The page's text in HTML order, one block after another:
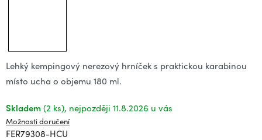
Lehký kempingový nerezový hrníček s praktickou karabinou
místo ucha o objemu 180 ml.
Skladem (2 ks) 11.8.2026
Možnosti doručení
FER79308-HCU